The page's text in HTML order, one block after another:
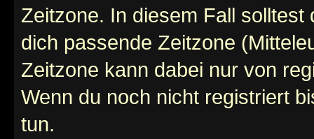
Zeitzone. In diesem Fall solltest
dich passende Zeitzone
Zeitzone kann dabei nur von
Wenn du noch nicht registriert
tun.